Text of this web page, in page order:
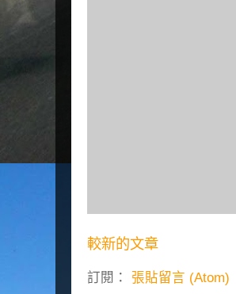
較新的文章
訂閱： 張貼留言 (Atom)